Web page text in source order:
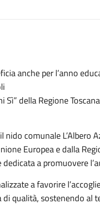
anche per l’anno
della Regione
comunale L’Albero
Europea e dalla
a promuovere
a favorire
qualità, sostenendo al